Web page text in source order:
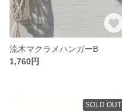
流木マクラメハンガーB
1,760円
SOLD OUT